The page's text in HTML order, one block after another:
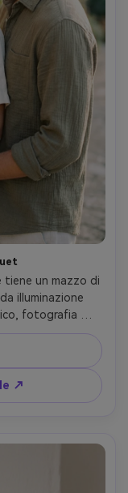
un mazzo di
illuminazione
fotografia
bassa, estetica
↗